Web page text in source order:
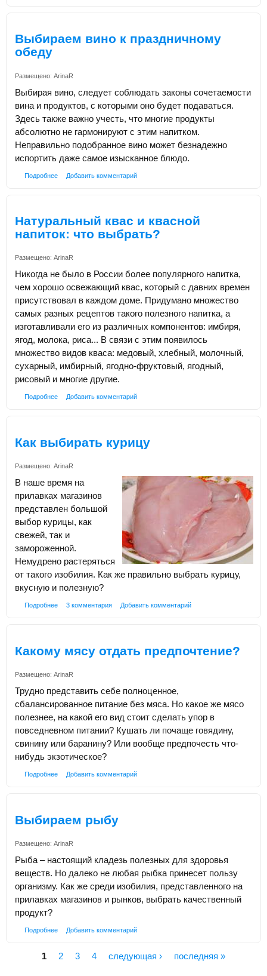
Выбираем вино к праздничному
обеду
Размещено: ArinaR
Выбирая вино, следует соблюдать законы сочетаемости
вина и продуктов, с которыми оно будет подаваться.
Здесь также важно учесть, что многие продукты
абсолютно не гармонируют с этим напитком.
Неправильно подобранное вино может безнадежно
испортить даже самое изысканное блюдо.
Подробнее Добавить комментарий
Натуральный квас и квасной
напиток: что выбрать?
Размещено: ArinaR
Никогда не было в России более популярного напитка,
чем хорошо освежающий квас, который с давних времен
присутствовал в каждом доме. Придумано множество
самых разных рецептов такого полезного напитка, а
изготавливали его из различных компонентов: имбиря,
ягод, молока, риса... В связи с этим появилось
множество видов кваса: медовый, хлебный, молочный,
сухарный, имбирный, ягодно-фруктовый, ягодный,
рисовый и многие другие.
Подробнее Добавить комментарий
Как выбирать курицу
Размещено: ArinaR
В наше время на
прилавках магазинов
представлен большой
выбор курицы, как
свежей, так и
замороженной.
Немудрено растеряться
от такого изобилия. Как же правильно выбрать курицу,
вкусную и полезную?
Подробнее 3 комментария Добавить комментарий
Какому мясу отдать предпочтение?
Размещено: ArinaR
Трудно представить себе полноценное,
сбалансированное питание без мяса. Но какое же мясо
полезнее, на какой его вид стоит сделать упор в
повседневном питании? Кушать ли почаще говядину,
свинину или баранину? Или вообще предпочесть что-
нибудь экзотическое?
Подробнее Добавить комментарий
Выбираем рыбу
Размещено: ArinaR
Рыба – настоящий кладезь полезных для здоровья
веществ. Но далеко не любая рыбка принесет пользу
организму. Как же среди изобилия, представленного на
прилавках магазинов и рынков, выбрать качественный
продукт?
Подробнее Добавить комментарий
1 2 3 4 следующая › последняя »